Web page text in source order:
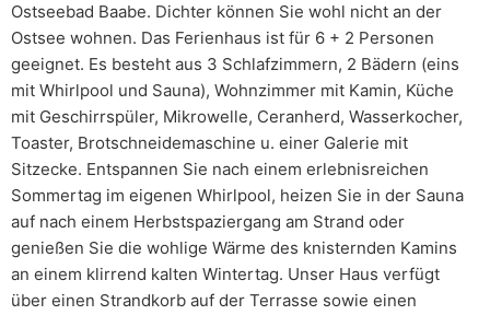
Ostseebad Baabe. Dichter können Sie wohl nicht an der
Ostsee wohnen. Das Ferienhaus ist für 6 + 2 Personen
geeignet. Es besteht aus 3 Schlafzimmern, 2 Bädern (eins
mit Whirlpool und Sauna), Wohnzimmer mit Kamin, Küche
mit Geschirrspüler, Mikrowelle, Ceranherd, Wasserkocher,
Toaster, Brotschneidemaschine u. einer Galerie mit
Sitzecke. Entspannen Sie nach einem erlebnisreichen
Sommertag im eigenen Whirlpool, heizen Sie in der Sauna
auf nach einem Herbstspaziergang am Strand oder
genießen Sie die wohlige Wärme des knisternden Kamins
an einem klirrend kalten Wintertag. Unser Haus verfügt
über einen Strandkorb auf der Terrasse sowie einen